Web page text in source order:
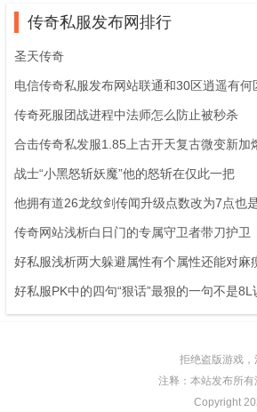
传奇私服发布网排行
圣天传奇
电信传奇私服发布网站联通和30区逍遥有何
传奇死服团战进程中法师怎么防止被秒杀
合击传奇私发服1.85上古开天复古微变新加
战士“小黑怒斩妖魔”他的怒斩在仅此一把
他拥有道26龙纹剑传闻升级点数改为7点也
传奇网站浅析白日门的专属守卫者带刀护卫
好私服浅析两大躲避属性有个属性还能对麻
好私服PK中的四句“狠话”最狠的一句不是8L
拒绝盗版游戏
注释：本站发布所
Copyright